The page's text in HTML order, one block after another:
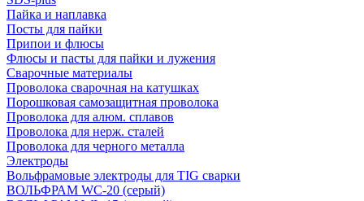
Пайка и наплавка
Посты для пайки
Припои и флюсы
Флюсы и пасты для пайки и лужения
Сварочные материалы
Проволока сварочная на катушках
Порошковая самозащитная проволока
Проволока для алюм. сплавов
Проволока для нерж. сталей
Проволока для черного металла
Электроды
Вольфрамовые электроды для TIG сварки
ВОЛЬФРАМ WC-20 (серый)